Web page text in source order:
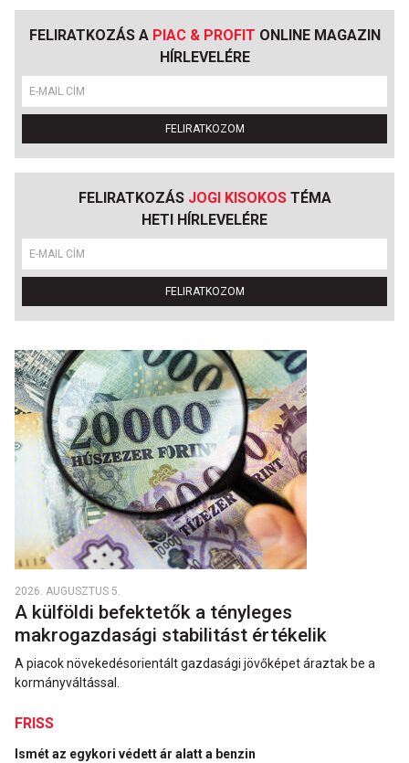
FELIRATKOZÁS A PIAC & PROFIT ONLINE MAGAZIN
HÍRLEVELÉRE
FELIRATKOZOM
FELIRATKOZÁS JOGI KISOKOSTÉMA
HETI HÍRLEVELÉRE
FELIRATKOZOM
2026. AUGUSZTUS 5.
A külföldi befektetők a tényleges
makrogazdasági stabilitást értékelik
A piacok növekedésorientált gazdasági jövőképet áraztak be a
kormányváltással.
FRISS
Ismét az egykori védett ár alatt a benzin